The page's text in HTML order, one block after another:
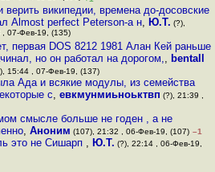
верить википедии, времена до-досовские
Almost perfect Peterson-а н, Ю.Т. (?),
07-Фев-19, (135)
первая DOS 8212 1981 Алан Кей раньше
но он работал на дорогом,, bentall
15:44 , 07-Фев-19, (137)
Ада и всякие модулы, из семейства
с, евкмунмиьноьктвп (?), 21:39 ,
смысле больше не годен , а не
, Аноним (107), 21:32 , 06-Фев-19, (107) –1
это не Сишарп , Ю.Т. (?), 22:14 , 06-Фев-19,